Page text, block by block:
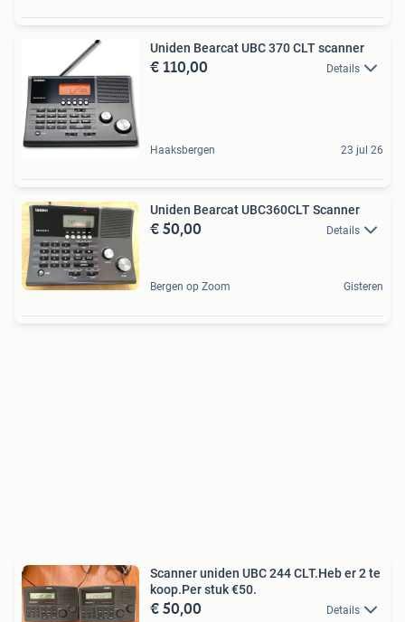
Uniden Bearcat UBC 370 CLT scanner
€ 110,00 Details
Haaksbergen 23 jul 26
Uniden Bearcat UBC360CLT Scanner
€ 50,00 Details
Bergen op Zoom Gisteren
Scanner uniden UBC 244 CLT.Heb er 2 te
koop.Per stuk €50.
€ 50,00 Details